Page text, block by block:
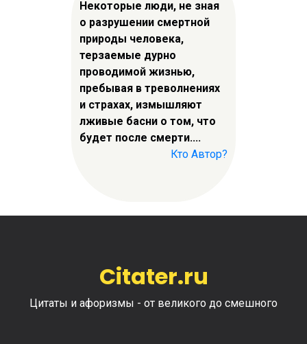
Некоторые люди, не зная
о разрушении смертной
природы человека,
терзаемые дурно
проводимой жизнью,
пребывая в треволнениях
и страхах, измышляют
лживые басни о том, что
будет после смерти....
Кто Автор?
Citater.ru
Цитаты и афоризмы - от великого до смешного